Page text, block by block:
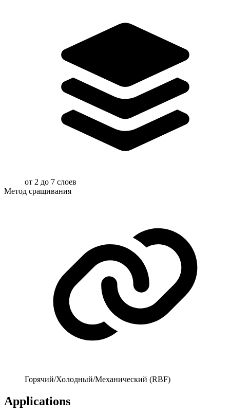
от 2 до 7 слоев
Метод сращивания
Горячий/Холодный/Механический (RBF)
Applications